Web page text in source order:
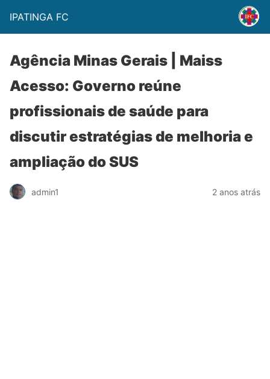
IPATINGA FC
Agência Minas Gerais | Maiss
Acesso: Governo reúne
profissionais de saúde para
discutir estratégias de melhoria e
ampliação do SUS
admin1 2 anos atrás